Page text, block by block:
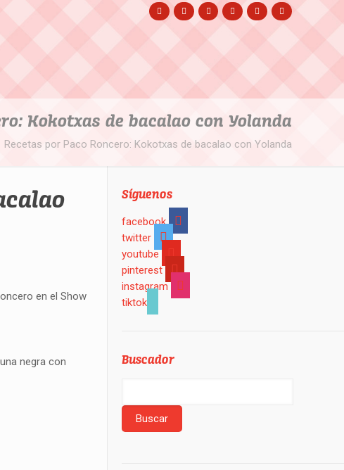
Kokotxas de bacalao con Yolanda
Recetas por Paco Roncero: Kokotxas de bacalao con Yolanda
en el Show
negra con
Síguenos
facebook
twitter
youtube
pinterest
instagram
tiktok
Buscador